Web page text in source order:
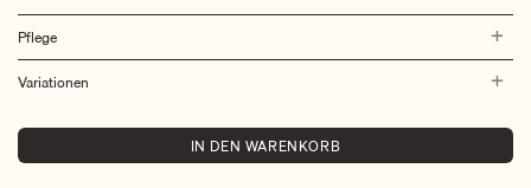
Pflege
Variationen
IN DEN WARENKORB